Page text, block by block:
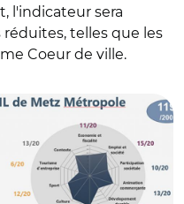
l'indicateur sera
telles que les
Coeur de ville.